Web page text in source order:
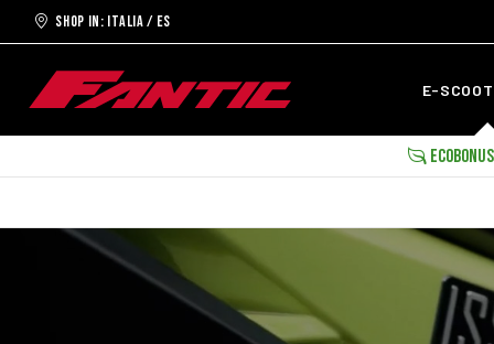
Shop in: ITALIA / ES
E-